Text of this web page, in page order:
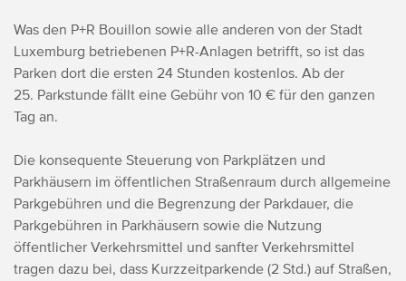
Was den P+R Bouillon sowie alle anderen von der Stadt
Luxemburg betriebenen P+R-Anlagen betrifft, so ist das
Parken dort die ersten 24 Stunden kostenlos. Ab der
25. Parkstunde fällt eine Gebühr von 10 € für den ganzen
Tag an.
Die konsequente Steuerung von Parkplätzen und
Parkhäusern im öffentlichen Straßenraum durch allgemeine
Parkgebühren und die Begrenzung der Parkdauer, die
Parkgebühren in Parkhäusern sowie die Nutzung
öffentlicher Verkehrsmittel und sanfter Verkehrsmittel
tragen dazu bei, dass Kurzzeitparkende (2 Std.) auf Straßen,